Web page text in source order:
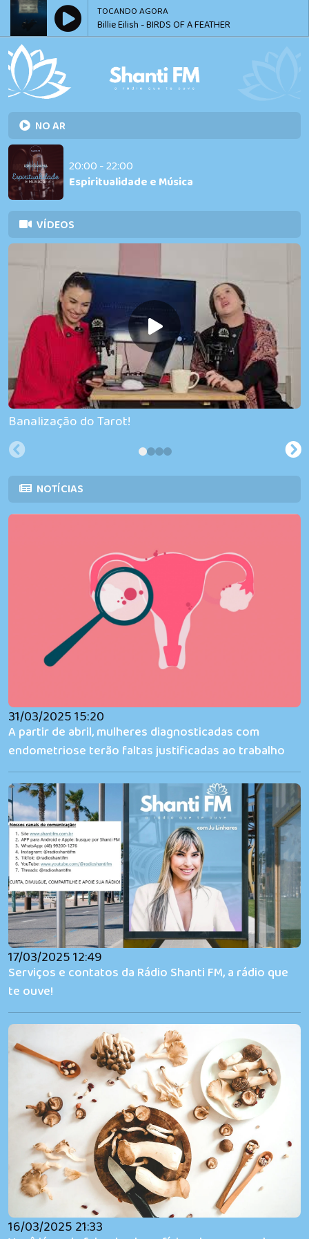
TOCANDO AGORA
Billie Eilish - BIRDS OF A FEATHER
NO AR
20:00 - 22:00
Espiritualidade e Música
VÍDEOS
Banalização do Tarot!
NOTÍCIAS
31/03/2025 15:20
A partir de abril, mulheres diagnosticadas com
endometriose terão faltas justificadas ao trabalho
17/03/2025 12:49
Serviços e contatos da Rádio Shanti FM, a rádio que
te ouve!
16/03/2025 21:33
Serviços
e
contatos
da Rádio
Shanti